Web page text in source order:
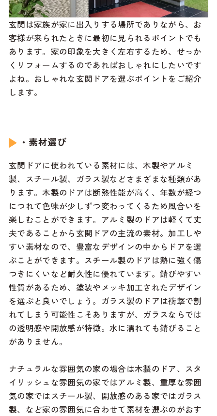
玄関は家族が家に出入りする場所でありながら、お
客様が来られたときに最初に見られるポイントでも
あります。家の印象を大きく左右するため、せっか
くリフォームするのであればおしゃれにしたいです
よね。おしゃれな玄関ドアを選ぶポイントをご紹介
します。
・素材選び
玄関ドアに使われている素材には、木製やアルミ
製、スチール製、ガラス製などさまざまな種類があ
ります。木製のドアは断熱性能が高く、年数が経つ
につれて色味が少しずつ変わってくるため風合いを
楽しむことができます。アルミ製のドアは軽くて丈
夫であることから玄関ドアの主流の素材。加工しや
すい素材なので、豊富なデザインの中からドアを選
ぶことができます。スチール製のドアは熱に強く傷
つきにくいなど耐久性に優れています。錆びやすい
性質があるため、塗装やメッキ加工されたデザイン
を選ぶと良いでしょう。ガラス製のドアは衝撃で割
れてしまう可能性こそありますが、ガラスならでは
の透明感や開放感が特徴。水に濡れても錆びること
がありません。
ナチュラルな雰囲気の家の場合は木製のドア、スタ
イリッシュな雰囲気の家ではアルミ製、重厚な雰囲
気の家ではスチール製、開放感のある家ではガラス
製、など家の雰囲気に合わせて素材を選ぶのがおす